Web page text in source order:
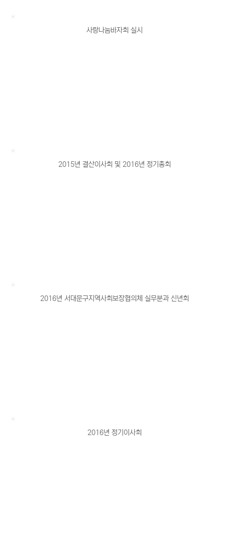
사랑나눔바자회 실시
2015년 결산이사회 및 2016년 정기총회
2016년 서대문구지역사회보장협의체 실무분과 신년회
2016년 정기이사회